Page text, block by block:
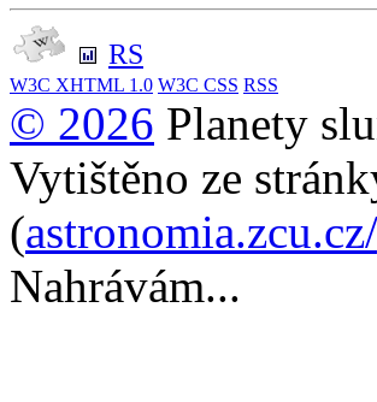
RS
W3C XHTML 1.0 W3C CSS RSS
© 2026 Planety
Vytištěno ze
(
Nahrávám...